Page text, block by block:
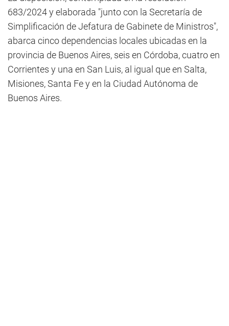
683/2024 y elaborada "junto con la Secretaría de
Simplificación de Jefatura de Gabinete de Ministros",
abarca cinco dependencias locales ubicadas en la
provincia de Buenos Aires, seis en Córdoba, cuatro en
Corrientes y una en San Luis, al igual que en Salta,
Misiones, Santa Fe y en la Ciudad Autónoma de
Buenos Aires.